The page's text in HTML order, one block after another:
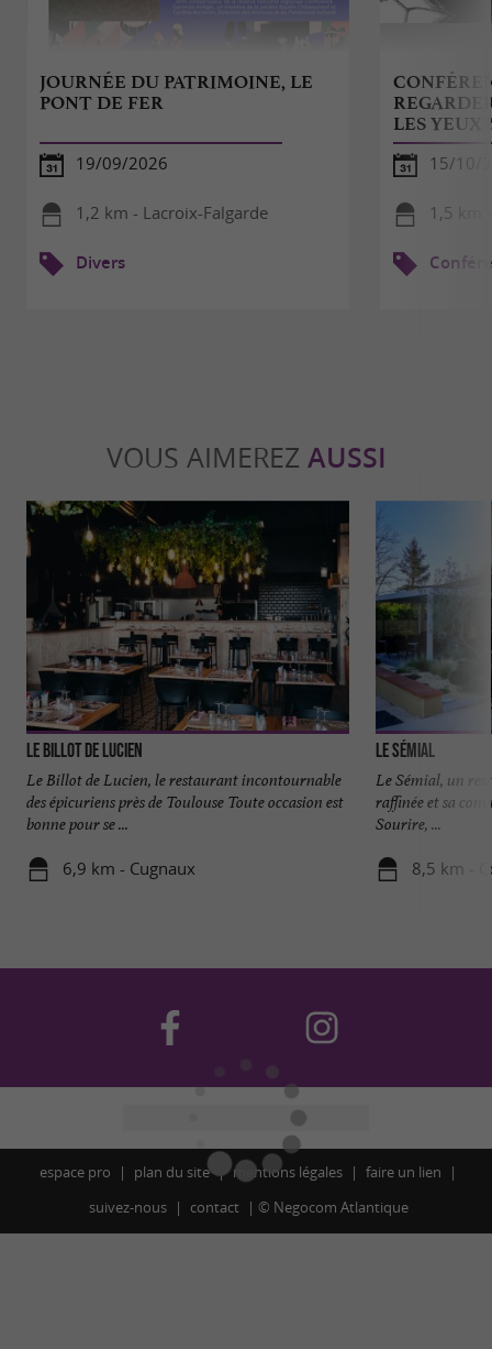
JOURNÉE DU PATRIMOINE, LE
PONT DE FER
19/09/2026
1,2 km - Lacroix-Falgarde
Divers
LES YEUX
15/10/
1,5 km
VOUS AIMEREZ AUSSI
Le Billot de Lucien
Le Billot de Lucien, le restaurant incontournable
des épicuriens près de Toulouse Toute occasion est
bonne pour se ...
6,9 km - Cugnaux
Le Sémial
Le Sémial, un
raffinée et sa
Sourire, ...
8,5 km -
espace pro plan du site mentions légales
faire un lien
suivez-nous
contact © Negocom Atlantique